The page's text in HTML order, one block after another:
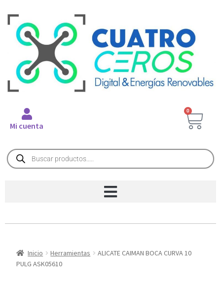
Mi cuenta
0
Inicio Herramientas
ALICATE CAIMAN BOCA CURVA 10
PULG ASK05610